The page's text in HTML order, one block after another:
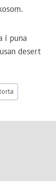
i puna
desert